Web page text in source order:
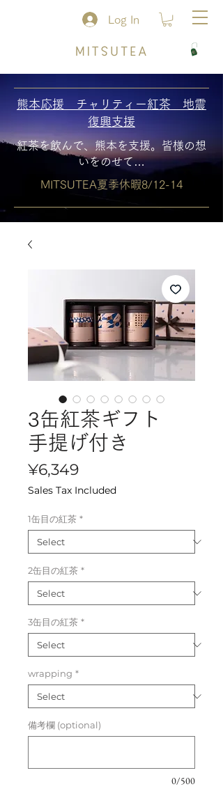
Log In
熊本応援 チャリティー紅茶 地震
復興支援
紅茶を飲んで、熊本を支援。皆様の想
いをのせて…
MITSUTEA夏季休暇8/12-14
3缶紅茶ギフト
手提げ付き
¥6,349Price
Sales Tax Included
1缶目の紅茶 *
2缶目の紅茶 *
3缶目の紅茶 *
wrapping *
備考欄 (optional)
0/500